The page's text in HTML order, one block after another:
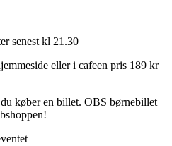
senest kl 21.30
eller i cafeen pris 189 kr
køber en billet. OBS børnebillet